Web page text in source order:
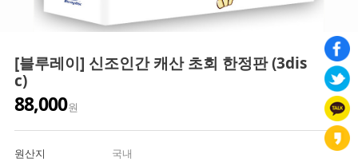
[블루레이] 신조인간 캐산 초회 한정판 (3dis
c)
88,000원
원산지
국내